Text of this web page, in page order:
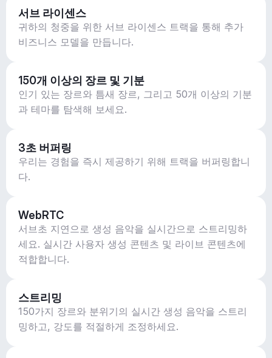
서브 라이센스
귀하의 청중을 위한 서브 라이센스 트랙을 통해 추가
비즈니스 모델을 만듭니다.
150개 이상의 장르 및 기분
인기 있는 장르와 틈새 장르, 그리고 50개 이상의 기분
과 테마를 탐색해 보세요.
3초 버퍼링
우리는 경험을 즉시 제공하기 위해 트랙을 버퍼링합니
다.
WebRTC
서브초 지연으로 생성 음악을 실시간으로 스트리밍하
세요. 실시간 사용자 생성 콘텐츠 및 라이브 콘텐츠에
적합합니다.
스트리밍
150가지 장르와 분위기의 실시간 생성 음악을 스트리
밍하고, 강도를 적절하게 조정하세요.